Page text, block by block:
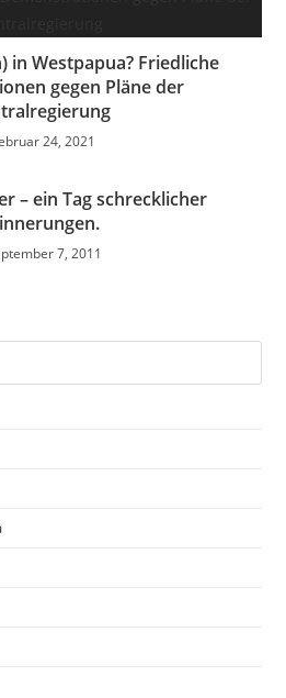
in Westpapua? Friedliche
gegen Pläne der
24, 2021
– ein Tag schrecklicher
7, 2011